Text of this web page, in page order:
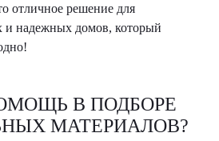
отличное решение для
и надежных домов, который
В ПОДБОРЕ
МАТЕРИАЛОВ?